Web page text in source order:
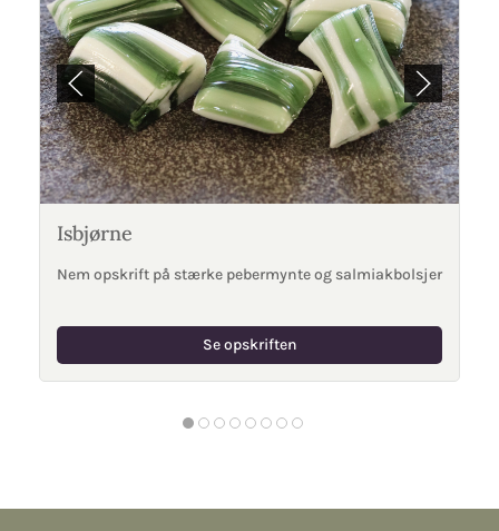
Isbjørne
Nem opskrift på stærke pebermynte og salmiakbolsjer
Se opskriften